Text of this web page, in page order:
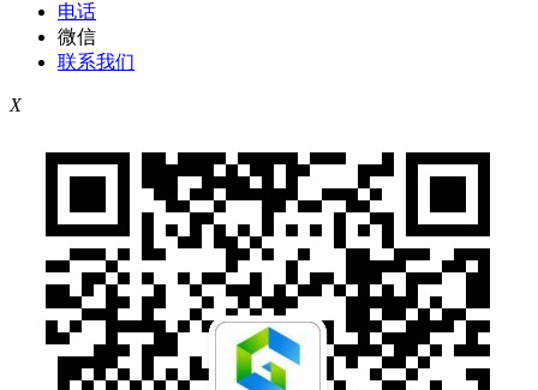
电话
微信
联系我们
X